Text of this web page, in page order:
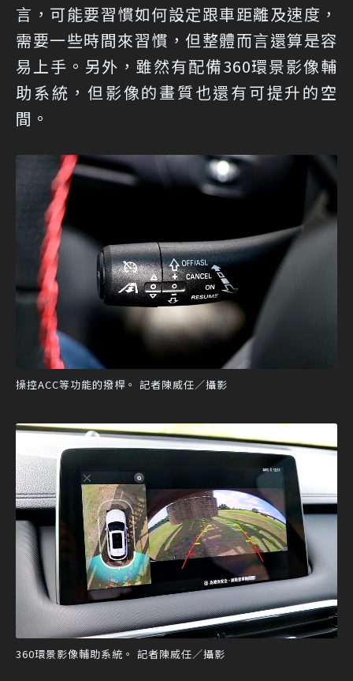
言，可能要習慣如何設定跟車距離及速度，
需要一些時間來習慣，但整體而言還算是容
易上手。另外，雖然有配備360環景影像輔
助系統，但影像的畫質也還有可提升的空
間。
操控ACC等功能的撥桿。 記者陳威任／攝影
360環景影像輔助系統。 記者陳威任／攝影